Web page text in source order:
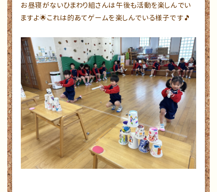
お昼寝がないひまわり組さんは午後も活動を楽しんでい
ますよ🌟これは的あてゲームを楽しんでいる様子です🎵